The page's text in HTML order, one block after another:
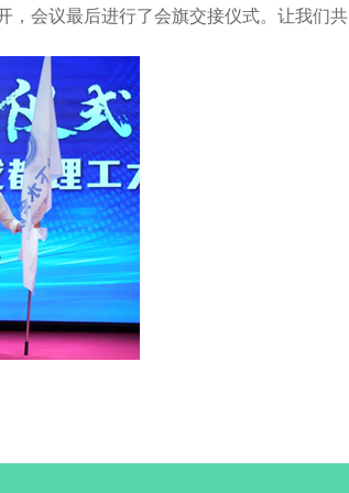
，会议最后进行了会旗交接仪式。让我们